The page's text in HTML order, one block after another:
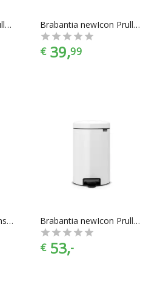
Brabantia newIcon Prullenbak - 12 l - Matt Black Brabantia newIcon Prullenbak - 12 l - Metallic Mint
€ 39,99
Brabantia newIcon Sense of Luxury Prullenbak - 12 l - Mineral Infinite Grey Brabantia newIcon Prullenbak - Metalen binnenemmer- 12 l - White
€ 53,-